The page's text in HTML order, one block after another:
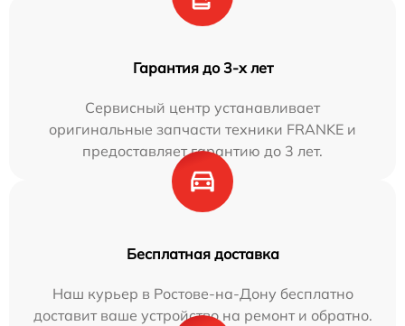
Гарантия до 3-х лет
Сервисный центр устанавливает
оригинальные запчасти техники FRANKE и
предоставляет гарантию до 3 лет.
Бесплатная доставка
Наш курьер в Ростове-на-Дону бесплатно
доставит ваше устройство на ремонт и обратно.